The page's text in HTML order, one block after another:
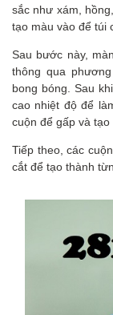
sắc như xám,
tạo màu vào để túi
Sau bước này,
thông qua
bong bóng. Sau
cao nhiệt độ để
cuộn để gấp và tạo
Tiếp theo, các
cắt để tạo thành